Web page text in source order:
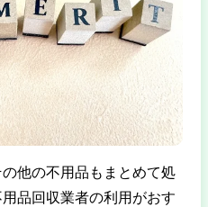
他の不用品もまとめて処
品回収業者の利用がおす